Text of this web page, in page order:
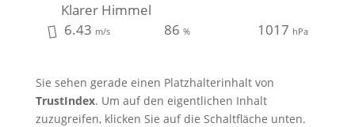
Klarer Himmel
6.43 m/s 86% 1017 hPa
Sie sehen gerade einen Platzhalterinhalt von
TrustIndex. Um auf den eigentlichen Inhalt
zuzugreifen, klicken Sie auf die Schaltfläche unten.